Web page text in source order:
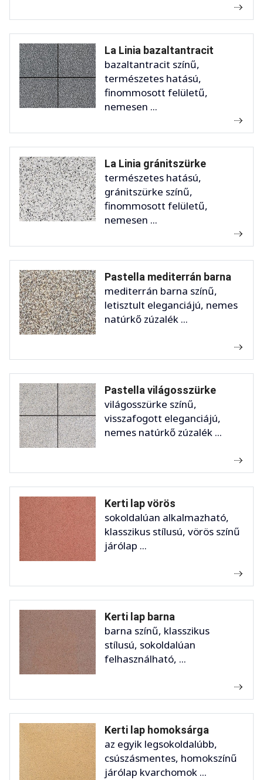
La Linia bazaltantracit
bazaltantracit színű,
természetes hatású,
finommosott felületű,
nemesen ...
La Linia gránitszürke
természetes hatású,
gránitszürke színű,
finommosott felületű,
nemesen ...
Pastella mediterrán barna
mediterrán barna színű,
letisztult eleganciájú, nemes
natúrkő zúzalék ...
Pastella világosszürke
világosszürke színű,
visszafogott eleganciájú,
nemes natúrkő zúzalék ...
Kerti lap vörös
sokoldalúan alkalmazható,
klasszikus stílusú, vörös színű
járólap ...
Kerti lap barna
barna színű, klasszikus
stílusú, sokoldalúan
felhasználható, ...
Kerti lap homoksárga
az egyik legsokoldalúbb,
csúszásmentes, homokszínű
járólap kvarchomok ...